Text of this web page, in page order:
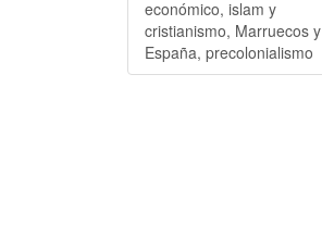
económico, islam y
cristianismo, Marruecos y
España, precolonialismo